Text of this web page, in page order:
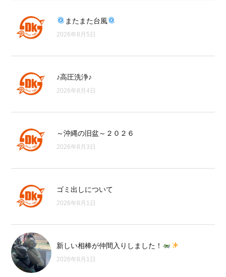
またまた台風
2026年8月5日
♪高圧洗浄♪
2026年8月4日
～沖縄の旧盆～２０２６
2026年8月3日
ゴミ出しについて
2026年8月1日
新しい相棒が仲間入りしました！
2026年8月1日